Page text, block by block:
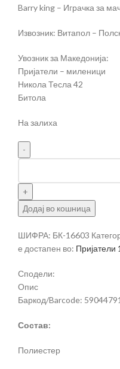
Barry king – Играчка за
Извозник: Витапол –
Увозник за Македонија:
Пријатели – миленици
Никола Тесла 42
Битола
На залиха
Додај во кошница
ШИФРА: БК-16603
е достапен во: Пријатели
Сподели:
Опис
Баркод/Barcode:
Состав:
Полиестер